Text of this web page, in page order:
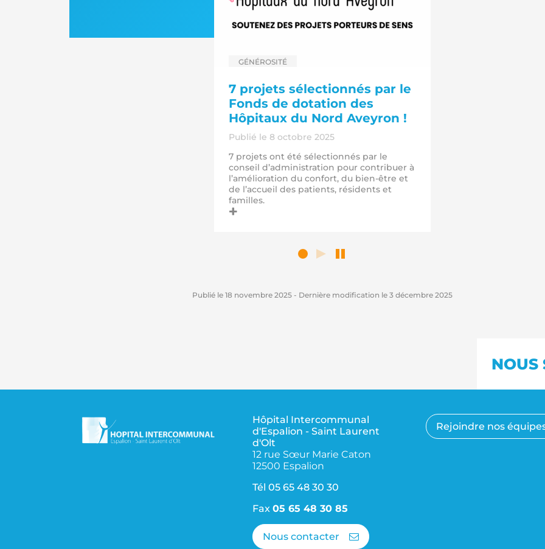
Catégorie :
GÉNÉROSITÉ
7 projets sélectionnés par le
Fonds de dotation des
Hôpitaux du Nord Aveyron !
Publié le 8 octobre 2025
7 projets ont été sélectionnés par le
conseil d’administration pour contribuer à
l’amélioration du confort, du bien-être et
de l’accueil des patients, résidents et
familles.
Publié le 18 novembre 2025- Dernière modification le 3 décembre 2025
NOUS
Hôpital Intercommunal
d'Espalion - Saint Laurent
d'Olt
12 rue Sœur Marie Caton
12500 Espalion
Tél 05 65 48 30 30
Fax 05 65 48 30 85
Nous contacter
Rejoindre nos